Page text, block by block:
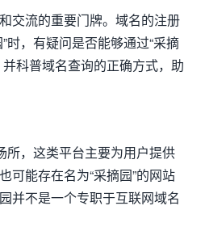
交流的重要门牌。域名的注册
时，有疑问是否能够通过“采摘
科普域名查询的正确方式，助
所，这类平台主要为用户提供
可能存在名为“采摘园”的网站
并不是一个专职于互联网域名